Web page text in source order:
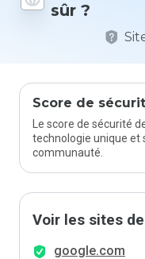
sûr ?
Score de
Le score de sécurité
technologie unique et
communauté.
Voir les sites
google.com